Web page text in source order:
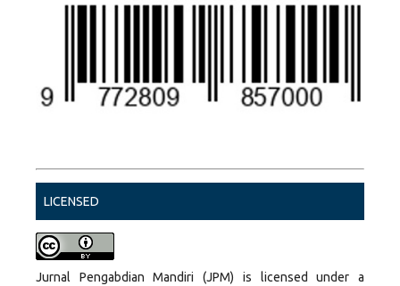
LICENSED
Jurnal Pengabdian Mandiri (JPM) is licensed under a